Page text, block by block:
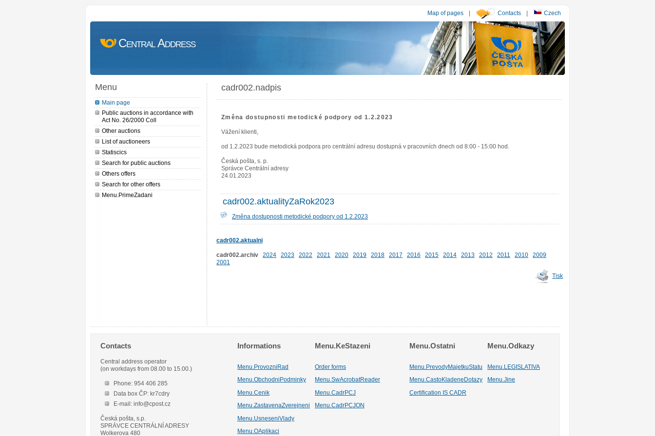
Map of pages | Contacts | Czech
Central Address
Menu
Main page
Public auctions in accordance with
Act No. 26/2000 Coll
Other auctions
List of auctioneers
Statiscics
Search for public auctions
Others offers
Search for other offers
Menu.PrimeZadani
cadr002.nadpis
Změna dostupnosti metodické podpory od 1.2.2023
Vážení klienti,
od 1.2.2023 bude metodická podpora pro centrální adresu dostupná v pracovních dnech od 8:00 - 15:00 hod.
Česká pošta, s. p.
Správce Centrální adresy
24.01.2023
cadr002.aktualityZaRok2023
Změna dostupnosti metodické podpory od 1.2.2023
cadr002.aktualni
cadr002.archiv 2024 2023 2022 2021 2020 2019 2018 2017 2016 2015 2014 2013 2012 2011 2010
2009
2001
Tisk
Contacts
Central address operator
(on workdays from 08.00 to 15.00.)
Phone: 954 406 285
Data box ČP: kr7cdry
E-mail: info@cpost.cz
Česká pošta, s.p.
SPRÁVCE CENTRÁLNÍ ADRESY
Wolkerova 480
Informations Menu.KeStazeni Menu.Ostatni Menu.Odkazy
Menu.ProvozniRad Order forms Menu.PrevodyMajetkuStatu
Menu.LEGISLATIVA
Menu.ObchodniPodminky
Menu.SwAcrobatReader Menu.CastoKladeneDotazy Menu.Jine
Menu.Cenik Menu.CadrPCJ
Certification IS CADR
Menu.ZastavenaZverejneni
Menu.CadrPCJON
Menu.UsneseniVlady
Menu.OAplikaci